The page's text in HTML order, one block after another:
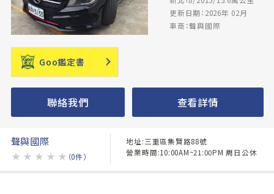
更新日期：2026年 02月
車商：聲與國際
Goo鑑定書
聯絡我們 查看詳情
聲與國際
★ ★ ★ ★ ★ （0件）
地址:三重區集賢路88號
營業時間:10:00AM~21:00PM 周日公休